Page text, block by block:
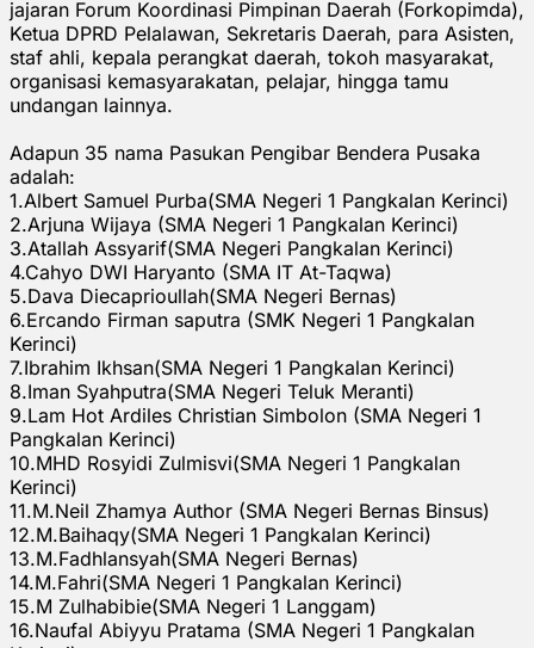
jajaran Forum Koordinasi Pimpinan Daerah (Forkopimda),
Ketua DPRD Pelalawan, Sekretaris Daerah, para Asisten,
staf ahli, kepala perangkat daerah, tokoh masyarakat,
organisasi kemasyarakatan, pelajar, hingga tamu
undangan lainnya.
Adapun 35 nama Pasukan Pengibar Bendera Pusaka
adalah:
1.Albert Samuel Purba(SMA Negeri 1 Pangkalan Kerinci)
2.Arjuna Wijaya (SMA Negeri 1 Pangkalan Kerinci)
3.Atallah Assyarif(SMA Negeri Pangkalan Kerinci)
4.Cahyo DWI Haryanto (SMA IT At-Taqwa)
5.Dava Diecaprioullah(SMA Negeri Bernas)
6.Ercando Firman saputra (SMK Negeri 1 Pangkalan
Kerinci)
7.Ibrahim Ikhsan(SMA Negeri 1 Pangkalan Kerinci)
8.Iman Syahputra(SMA Negeri Teluk Meranti)
9.Lam Hot Ardiles Christian Simbolon (SMA Negeri 1
Pangkalan Kerinci)
10.MHD Rosyidi Zulmisvi(SMA Negeri 1 Pangkalan
Kerinci)
11.M.Neil Zhamya Author (SMA Negeri Bernas Binsus)
12.M.Baihaqy(SMA Negeri 1 Pangkalan Kerinci)
13.M.Fadhlansyah(SMA Negeri Bernas)
14.M.Fahri(SMA Negeri 1 Pangkalan Kerinci)
15.M Zulhabibie(SMA Negeri 1 Langgam)
16.Naufal Abiyyu Pratama (SMA Negeri 1 Pangkalan